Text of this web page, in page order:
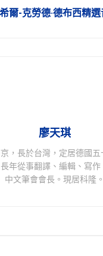
爾-克勞德·德布西精
廖天琪
，長於台灣，定居德國
年從事翻譯、編輯、寫
中文筆會會長。現居科隆。